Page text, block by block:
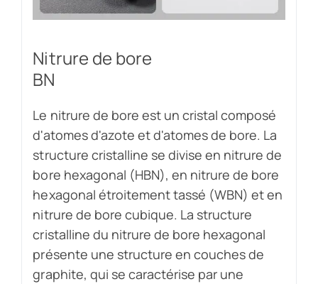
Nitrure de bore
BN
Le nitrure de bore est un cristal composé
d'atomes d'azote et d'atomes de bore. La
structure cristalline se divise en nitrure de
bore hexagonal (HBN), en nitrure de bore
hexagonal étroitement tassé (WBN) et en
nitrure de bore cubique. La structure
cristalline du nitrure de bore hexagonal
présente une structure en couches de
graphite, qui se caractérise par une